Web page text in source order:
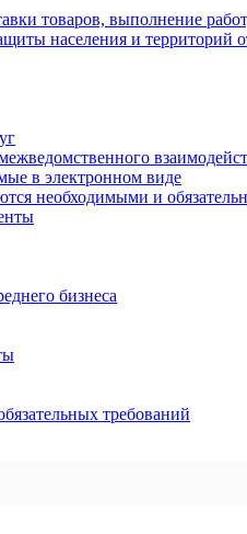
товаров, выполнение
населения и территорий
в электронном виде
необходимыми и
бизнеса
требований